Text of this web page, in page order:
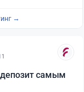
→
самым